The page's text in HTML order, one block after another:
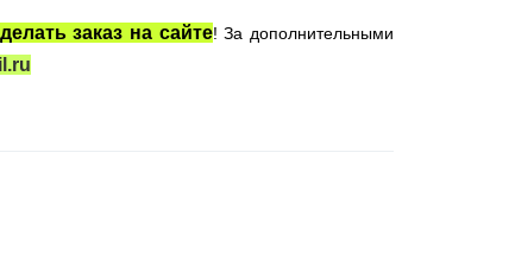
заказ на сайте! За дополнительными